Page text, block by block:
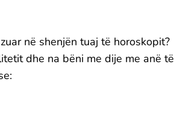
në shenjën tuaj të horoskopit?
dhe na bëni me dije me anë të